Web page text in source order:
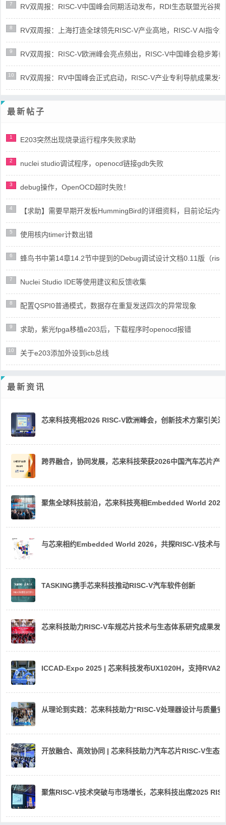
7 RV双周报：RISC-V中国峰会同期活动发布，RDI生态联盟光谷揭
8 RV双周报：上海打造全球领先RISC-V产业高地，RISC-V AI指令
9 RV双周报：RISC-V欧洲峰会亮点频出，RISC-V中国峰会稳步筹
10 RV双周报：RV中国峰会正式启动，RISC-V产业专利导航成果发
最新帖子
1 E203突然出现烧录运行程序失败求助
2 nuclei studio调试程序，openocd链接gdb失败
3 debug操作，OpenOCD超时失败！
4 【求助】需要早期开发板HummingBird的详细资料，目前论坛内
5 使用核内timer计数出错
6 蜂鸟书中第14章14.2节中提到的Debug调试设计文档0.11版（
7 Nuclei Studio IDE等使用建议和反馈收集
8 配置QSPI0普通模式，数据存在重复发送四次的异常现象
9 求助，紫光fpga移植e203后，下载程序时openocd报错
10 关于e203添加外设到icb总线
最新资讯
芯来科技亮相2026 RISC-V欧洲峰会，创新技术方案引关注
跨界融合，协同发展，芯来科技荣获2026中国汽车芯片产
聚焦全球科技前沿，芯来科技亮相Embedded World 2026
与芯来相约Embedded World 2026，共探RISC-V技术与
TASKING携手芯来科技推动RISC-V汽车软件创新
芯来科技助力RISC-V车规芯片技术与生态体系研究成果发
ICCAD-Expo 2025 | 芯来科技发布UX1020H，支持
从理论到实践：芯来科技助力“RISC-V处理器设计与质量
开放融合、高效协同 | 芯来科技助力汽车芯片RISC-V生态
聚焦RISC-V技术突破与市场增长，芯来科技出席2025